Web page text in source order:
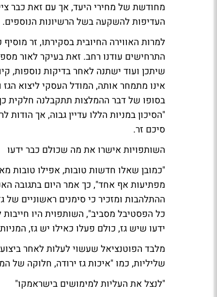
מחודשת של מחירי היעד, אך עם זאת כבר
העדיפות להשקעה בשל הרשיונות הנוספים.
למרות האווירה החיובית בסקירתו, זר
התרחישים עודנו רחב. זאת בעיקר לאור
שיתכן ועוד ישתנה לאחר בדיקות נוספות,
אינו מתמחר אותה, המודל העסקי ליצוא
"הסיכון במניות הללו עדיין גבוה, אך
סיכם זר.
השותפויות אישרו את מה שכולם כבר ידעו
"כמובן שאלו חדשות טובות, אפילו טובות
ההתלהבות ומזכיר כי סימנים ראשוניים של
כל הפסטיבל מסביב", השותפוית היו
ידעו שיש גז, כולם פעלו כאילו יש גז,
מלבד הפוטנציאל שעשוי לעלות לאחר
שליליות, כמו "איכות גז ירודה, חלוקה של
"לנצל את העליות למימושים בישראמקו"